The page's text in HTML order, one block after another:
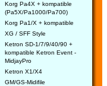
Korg Pa4X + kompatible
(Pa5X/Pa1000/Pa700)
Korg Pa1/X + kompatible
XG / SFF Style
Ketron SD-1/7/9/40/90 +
kompatible Ketron Event -
MidjayPro
Ketron X1/X4
GM/GS-Midifile